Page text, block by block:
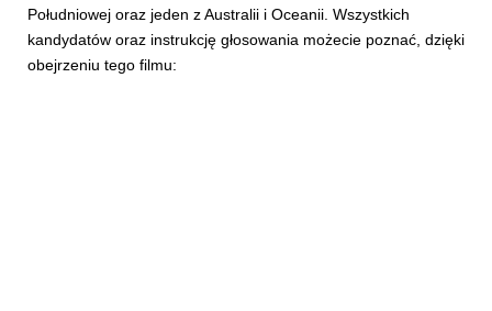
Południowej oraz jeden z Australii i Oceanii. Wszystkich
kandydatów oraz instrukcję głosowania możecie poznać, dzięki
obejrzeniu tego filmu: